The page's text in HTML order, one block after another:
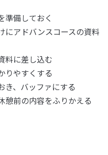
準備しておく
にアドバンスコースの資料
料に差し込む
りやすくする
き、バッファにする
憩前の内容をふりかえる